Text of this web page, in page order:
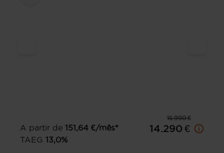
15.990 €
A partir de 151,64 €/mês*
TAEG 13,0%
14.290 €